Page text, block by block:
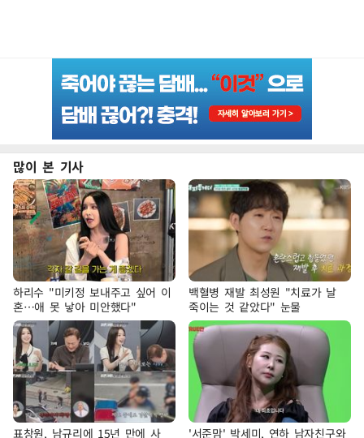
많이 본 기사
하리수 "미키정 보내주고 싶어 이
혼…애 못 낳아 미안했다"
백혈병 재발 최성원 "치료가 날
죽이는 것 같았다" 눈물
표창원, 남규리에 15년 만에 사 '서준맘' 박세미, 연하 남자친구와